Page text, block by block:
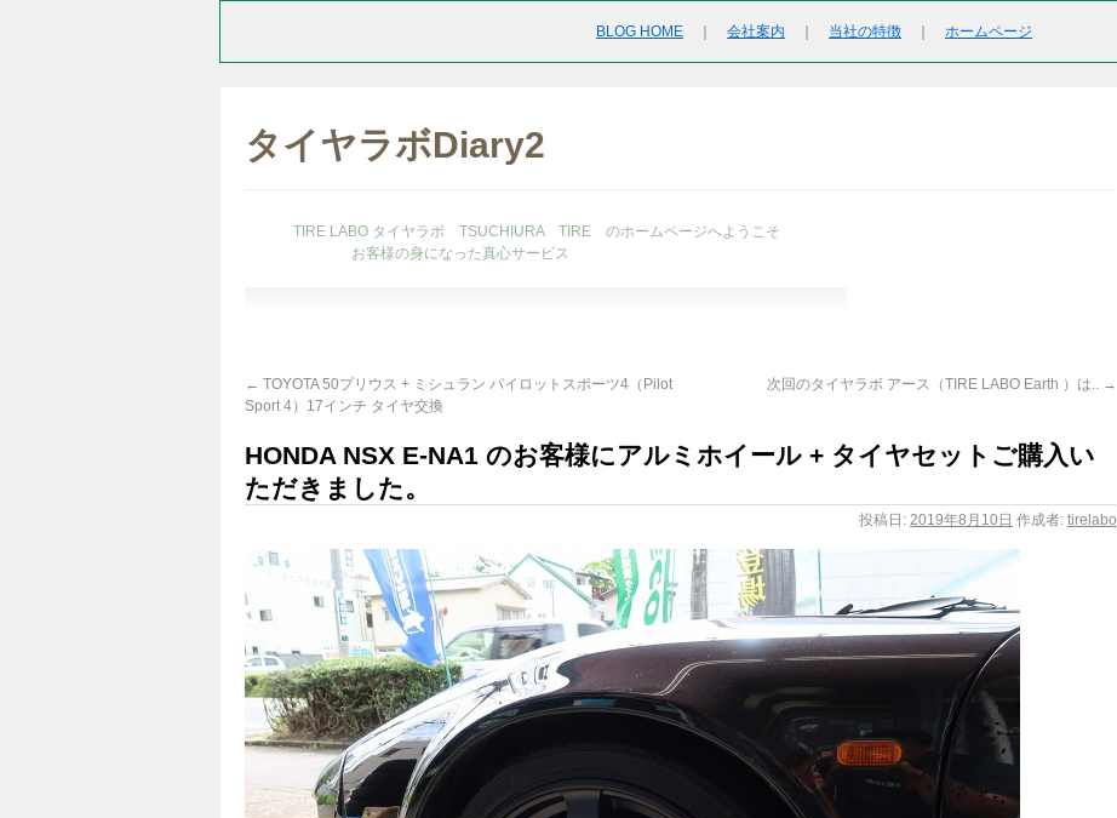
BLOG HOME 会社案内 当社の特徴 ホームページ
タイヤラボDiary2
TIRE LABO タイヤラボ TSUCHIURA TIRE のホームページへようこそ
お客様の身になった真心サービス
← TOYOTA 50プリウス + ミシュラン パイロットスポーツ4（Pilot
Sport 4）17インチ タイヤ交換
次回のタイヤラボ アース（TIRE LABO Earth ）は.. →
HONDA NSX E-NA1 のお客様にアルミホイール + タイヤセットご購入い
ただきました。
投稿日: 2019年8月10日 作成者: tirelabo